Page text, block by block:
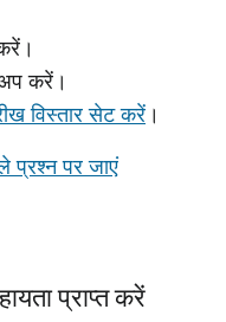
करें।
विस्तार सेट करें ।
प्रश्न पर जाएं
प्राप्त करें